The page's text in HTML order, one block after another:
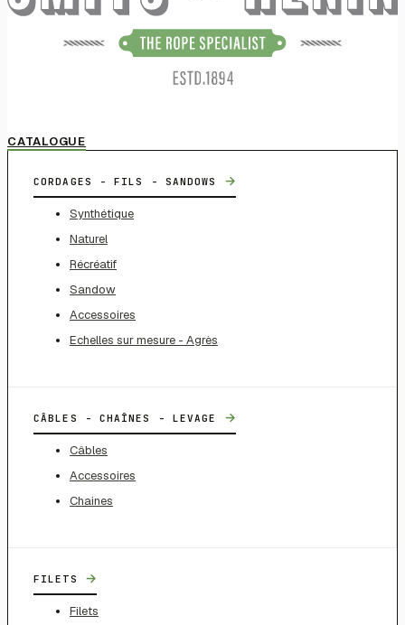
CATALOGUE
CORDAGES - FILS - SANDOWS →
Synthétique
Naturel
Récréatif
Sandow
Accessoires
Echelles sur mesure - Agrès
CÂBLES - CHAÎNES - LEVAGE →
Câbles
Accessoires
Chaines
FILETS →
Filets